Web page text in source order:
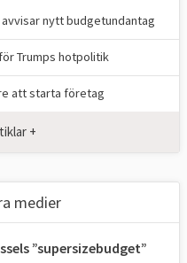
nytt budgetundantag
Trumps hotpolitik
att starta företag
+
medier
”supersizebudget”